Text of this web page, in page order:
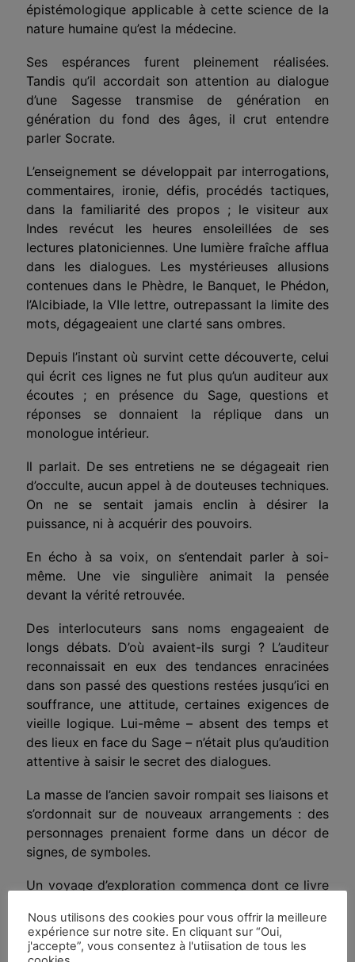
épistémo­logique applicable à cette science de la
nature humaine qu’est la médecine.
Ses espérances furent pleinement réalisées.
Tandis qu’il accordait son attention au dialogue
d’une Sagesse transmise de génération en
génération du fond des âges, il crut entendre
parler Socrate.
L’enseignement se développait par interrogations,
com­mentaires, ironie, défis, procédés tactiques,
dans la familia­rité des propos ; le visiteur aux
Indes revécut les heures ensoleillées de ses
lectures platoniciennes. Une lumière fraîche afflua
dans les dialogues. Les mystérieuses allusions
contenues dans le Phèdre, le Banquet, le Phédon,
l’Alcibiade, la VIIe lettre, outrepassant la limite des
mots, dégageaient une clarté sans ombres.
Depuis l’instant où survint cette découverte, celui
qui écrit ces lignes ne fut plus qu’un auditeur aux
écoutes ; en pré­sence du Sage, questions et
réponses se donnaient la réplique dans un
monologue intérieur.
Il parlait. De ses entretiens ne se dégageait rien
d’occulte, aucun appel à de douteuses techniques.
On ne se sentait jamais enclin à désirer la
puissance, ni à acquérir des pouvoirs.
En écho à sa voix, on s’entendait parler à soi-
même. Une vie singulière animait la pensée
devant la vérité retrouvée.
Des interlocuteurs sans noms engageaient de
longs débats. D’où avaient-ils surgi ? L’auditeur
reconnaissait en eux des tendances enracinées
dans son passé des questions restées jusqu’ici en
souffrance, une attitude, certaines exigences de
vieille logique. Lui-même – absent des temps et
des lieux en face du Sage – n’était plus qu’audition
attentive à saisir le secret des dialogues.
La masse de l’ancien savoir rompait ses liaisons et
s’ordonnait sur de nouveaux arrangements : des
personnages prenaient forme dans un décor de
signes, de symboles.
Un voyage d’exploration commença dont ce livre
NOTICE SUR LES PERSONNAGES,
Nous utilisons des cookies pour vous offrir la meilleure
expérience sur notre site. En cliquant sur “Oui,
j'accepte”, vous consentez à l'utiisation de tous les